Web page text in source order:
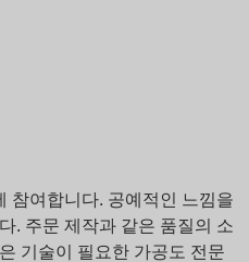
참여합니다. 공예적인 느낌을
. 주문 제작과 같은 품질의 소
기술이 필요한 가공도 전문